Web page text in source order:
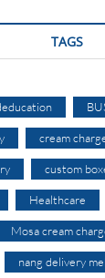
TAGS
cream
custom
Healthcare
Mosa cream
nang delivery